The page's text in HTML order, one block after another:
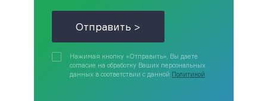
Отправить >
Нажимая кнопку «Отправить», Вы даете
согласие на обработку Ваших персональных
данных в соответствии с данной Политикой